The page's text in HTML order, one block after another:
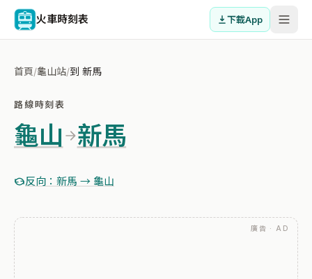
火車時刻表 下載App
首頁/龜山站/到 新馬
路線時刻表
龜山 新馬
反向：新馬 → 龜山
廣告 · AD